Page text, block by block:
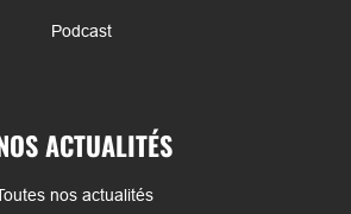
Podcast
ACTUALITÉS
nos actualités